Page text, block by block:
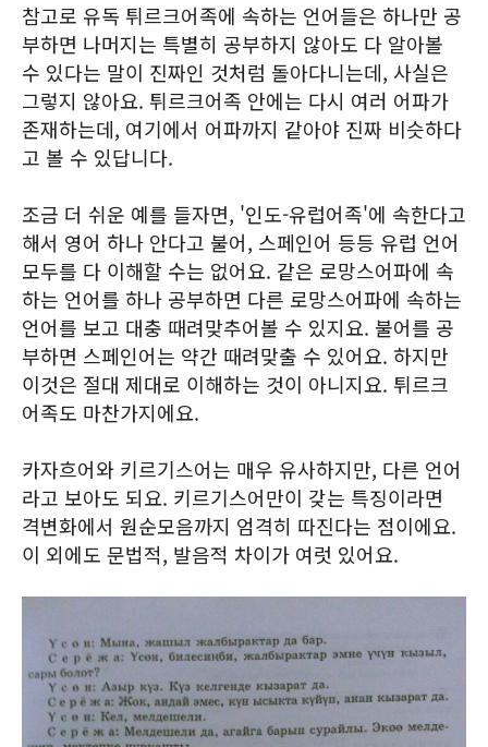
참고로 유독 튀르크어족에 속하는 언어들은 하나만 공
부하면 나머지는 특별히 공부하지 않아도 다 알아볼
수 있다는 말이 진짜인 것처럼 돌아다니는데, 사실은
그렇지 않아요. 튀르크어족 안에는 다시 여러 어파가
존재하는데, 여기에서 어파까지 같아야 진짜 비슷하다
고 볼 수 있답니다.
조금 더 쉬운 예를 들자면, '인도-유럽어족'에 속한다고
해서 영어 하나 안다고 불어, 스페인어 등등 유럽 언어
모두를 다 이해할 수는 없어요. 같은 로망스어파에 속
하는 언어를 하나 공부하면 다른 로망스어파에 속하는
언어를 보고 대충 때려맞추어볼 수 있지요. 불어를 공
부하면 스페인어는 약간 때려맞출 수 있어요. 하지만
이것은 절대 제대로 이해하는 것이 아니지요. 튀르크
어족도 마찬가지에요.
카자흐어와 키르기스어는 매우 유사하지만, 다른 언어
라고 보아도 되요. 키르기스어만이 갖는 특징이라면
격변화에서 원순모음까지 엄격히 따진다는 점이에요.
이 외에도 문법적, 발음적 차이가 여럿 있어요.